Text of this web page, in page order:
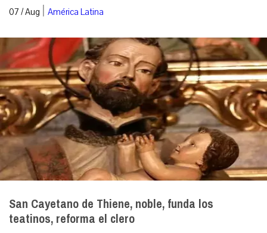
07 / Aug | América Latina
San Cayetano de Thiene, noble, funda los
teatinos, reforma el clero